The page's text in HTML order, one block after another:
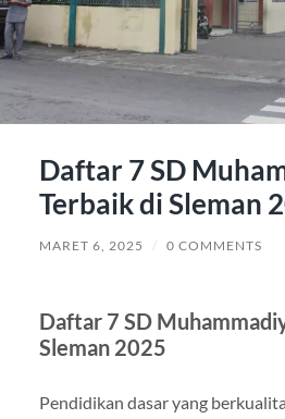
Daftar 7 SD
Terbaik di Sleman
MARET 6, 2025 / 0 COMMENTS
Daftar 7 SD
Sleman 2025
Pendidikan dasar yang